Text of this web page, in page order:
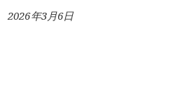
2026年3月6日